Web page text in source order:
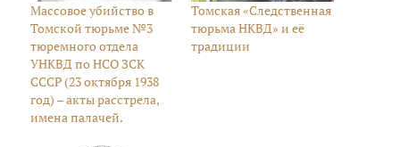
Массовое убийство в
Томской тюрьме №3
тюремного отдела
УНКВД по НСО ЗСК
СССР (23 октября 1938
год) – акты расстрела,
имена палачей.
Томская «Следственная
тюрьма НКВД» и её
традиции